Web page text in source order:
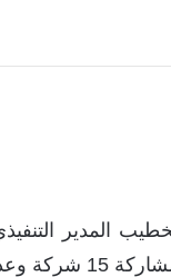
المدير
الأعمال.